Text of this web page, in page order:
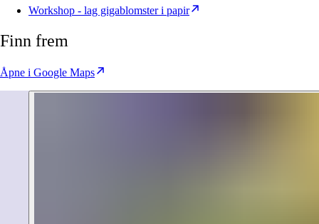
Workshop - lag gigablomster i papir
Finn frem
Åpne i Google Maps